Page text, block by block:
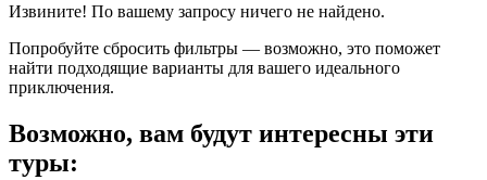
Извините! По вашему запросу ничего не найдено.
Попробуйте сбросить фильтры — возможно, это поможет
найти подходящие варианты для вашего идеального
приключения.
Возможно, вам будут интересны эти
туры: